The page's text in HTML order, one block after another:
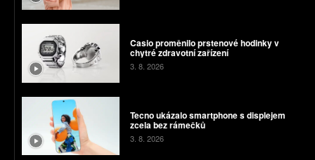
Casio proměnilo prstenové hodinky v
chytré zdravotní zařízení
3. 8. 2026
Tecno ukázalo smartphone s displejem
zcela bez rámečků
3. 8. 2026